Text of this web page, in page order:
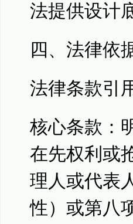
法提供设计
四、法律依
法律条款引
核心条款：
在先权利或
理人或代表
性）或第八